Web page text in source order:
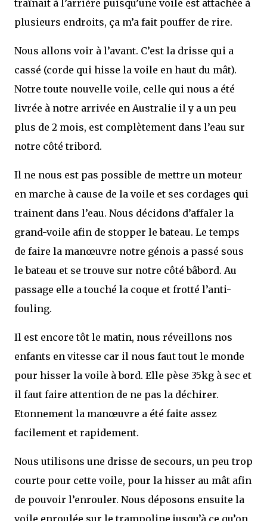
traînait à l’arrière puisqu’une voile est attachée à
plusieurs endroits, ça m’a fait pouffer de rire.
Nous allons voir à l’avant. C’est la drisse qui a
cassé (corde qui hisse la voile en haut du mât).
Notre toute nouvelle voile, celle qui nous a été
livrée à notre arrivée en Australie il y a un peu
plus de 2 mois, est complètement dans l’eau sur
notre côté tribord.
Il ne nous est pas possible de mettre un moteur
en marche à cause de la voile et ses cordages qui
trainent dans l’eau. Nous décidons d’affaler la
grand-voile afin de stopper le bateau. Le temps
de faire la manœuvre notre génois a passé sous
le bateau et se trouve sur notre côté bâbord. Au
passage elle a touché la coque et frotté l’anti-
fouling.
Il est encore tôt le matin, nous réveillons nos
enfants en vitesse car il nous faut tout le monde
pour hisser la voile à bord. Elle pèse 35kg à sec et
il faut faire attention de ne pas la déchirer.
Etonnement la manœuvre a été faite assez
facilement et rapidement.
Nous utilisons une drisse de secours, un peu trop
courte pour cette voile, pour la hisser au mât afin
de pouvoir l’enrouler. Nous déposons ensuite la
voile enroulée sur le trampoline jusqu’à ce qu’on